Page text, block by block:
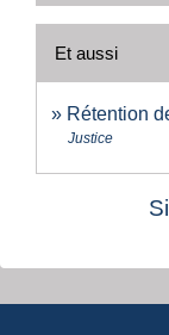
Et aussi
Rétention
Justice